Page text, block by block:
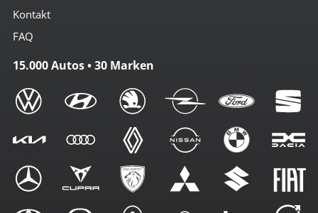
Kontakt
FAQ
15.000 Autos • 30 Marken